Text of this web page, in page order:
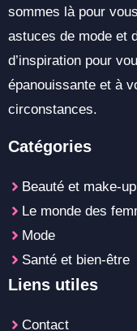
sommes là pour
astuces de mode et
d’inspiration pour
épanouissante et à
circonstances.
Catégories
Beauté et make-up
Le monde des
Mode
Santé et bien-être
Liens utiles
Contact